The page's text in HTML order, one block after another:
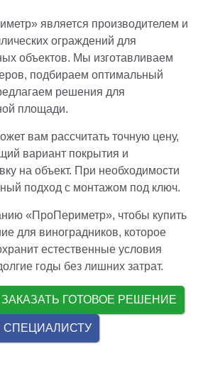
является производителем и
ограждений для
объектов. Мы изготавливаем
подбираем оптимальный
решения для
площади.
вам рассчитать точную цену,
вариант покрытия и
на объект. При необходимости
подход с монтажом под ключ.
«ПроПериметр», чтобы купить
для виноградников, которое
естественные условия
годы без лишних затрат.
ЗАКАЗАТЬ ГОТОВОЕ РЕШЕНИЕ
СПЕЦИАЛИСТУ